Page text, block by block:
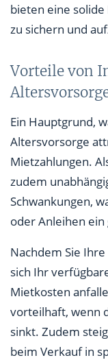
bieten eine
zu sichern und
Vorteile von
Ein Hauptgrund,
Altersvorsorge
Mietzahlungen.
zudem
Schwankungen,
oder Anleihen
Nachdem Sie
sich Ihr
Mietkosten
vorteilhaft, wenn
sinkt. Zudem
beim Verkauf in